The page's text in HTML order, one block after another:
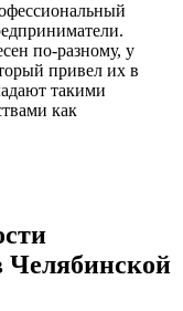
по-разному, у
привел их в
такими
как
Челябинской